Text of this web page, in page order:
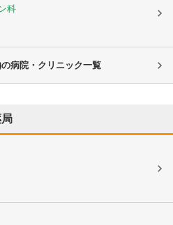
科
病院・クリニック一覧